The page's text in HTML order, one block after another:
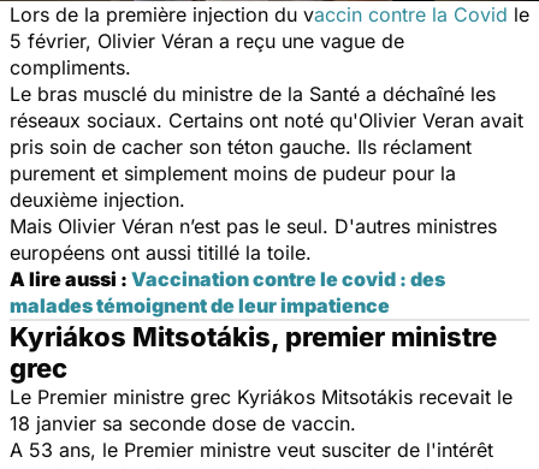
Lors de la première injection du vaccin contre la Covid le
5 février, Olivier Véran a reçu une vague de
compliments.
Le bras musclé du ministre de la Santé a déchaîné les
réseaux sociaux. Certains ont noté qu'Olivier Veran avait
pris soin de cacher son téton gauche. Ils réclament
purement et simplement moins de pudeur pour la
deuxième injection.
Mais Olivier Véran n’est pas le seul. D'autres ministres
européens ont aussi titillé la toile.
A lire aussi : Vaccination contre le covid : des
malades témoignent de leur impatience
Kyriákos Mitsotákis, premier ministre
grec
Le Premier ministre grec Kyriákos Mitsotákis recevait le
18 janvier sa seconde dose de vaccin.
A 53 ans, le Premier ministre veut susciter de l'intérêt